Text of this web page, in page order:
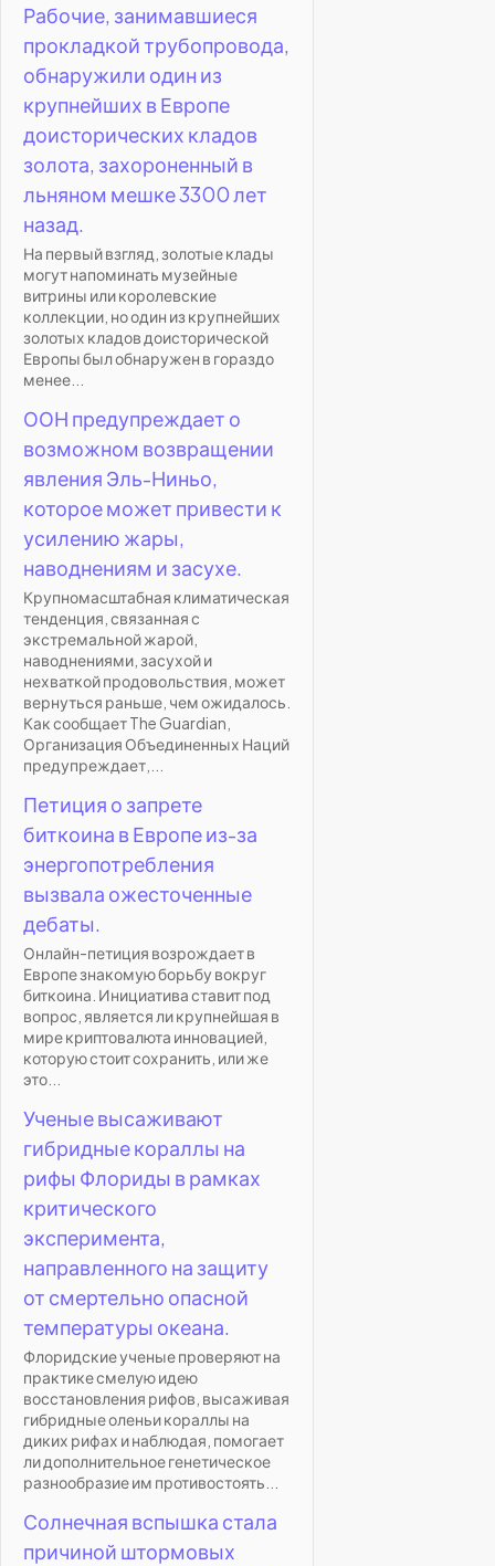
Рабочие, занимавшиеся
прокладкой трубопровода,
обнаружили один из
крупнейших в Европе
доисторических кладов
золота, захороненный в
льняном мешке 3300 лет
назад.
На первый взгляд, золотые клады
могут напоминать музейные
витрины или королевские
коллекции, но один из крупнейших
золотых кладов доисторической
Европы был обнаружен в гораздо
менее...
ООН предупреждает о
возможном возвращении
явления Эль-Ниньо,
которое может привести к
усилению жары,
наводнениям и засухе.
Крупномасштабная климатическая
тенденция, связанная с
экстремальной жарой,
наводнениями, засухой и
нехваткой продовольствия, может
вернуться раньше, чем ожидалось.
Как сообщает The Guardian,
Организация Объединенных Наций
предупреждает,...
Петиция о запрете
биткоина в Европе из-за
энергопотребления
вызвала ожесточенные
дебаты.
Онлайн-петиция возрождает в
Европе знакомую борьбу вокруг
биткоина. Инициатива ставит под
вопрос, является ли крупнейшая в
мире криптовалюта инновацией,
которую стоит сохранить, или же
это...
Ученые высаживают
гибридные кораллы на
рифы Флориды в рамках
критического
эксперимента,
направленного на защиту
от смертельно опасной
температуры океана.
Флоридские ученые проверяют на
практике смелую идею
восстановления рифов, высаживая
гибридные оленьи кораллы на
диких рифах и наблюдая, помогает
ли дополнительное генетическое
разнообразие им противостоять...
Солнечная вспышка стала
причиной штормовых